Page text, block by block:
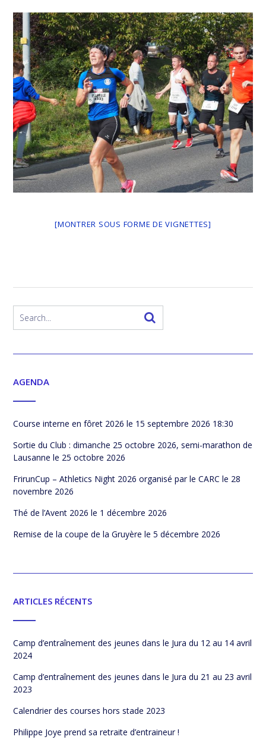
[MONTRER SOUS FORME DE VIGNETTES]
AGENDA
Course interne en fôret 2026 le 15 septembre 2026 18:30
Sortie du Club : dimanche 25 octobre 2026, semi-marathon de
Lausanne le 25 octobre 2026
FrirunCup – Athletics Night 2026 organisé par le CARC le 28
novembre 2026
Thé de l’Avent 2026 le 1 décembre 2026
Remise de la coupe de la Gruyère le 5 décembre 2026
ARTICLES RÉCENTS
Camp d’entraînement des jeunes dans le Jura du 12 au 14 avril
2024
Camp d’entraînement des jeunes dans le Jura du 21 au 23 avril
2023
Calendrier des courses hors stade 2023
Philippe Joye prend sa retraite d’entraineur !